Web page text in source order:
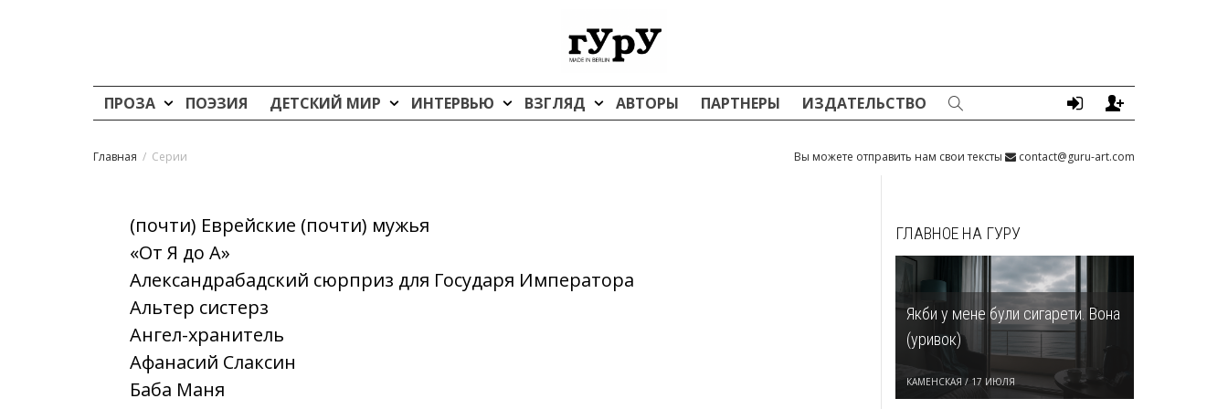
ПРОЗА ПОЭЗИЯ ДЕТСКИЙ МИР ИНТЕРВЬЮ ВЗГЛЯД АВТОРЫ ПАРТНЕРЫ ИЗДАТЕЛЬСТВО
Главная Серии Вы можете отправить нам свои тексты contact@guru-art.com
(почти) Еврейские (почти) мужья
«От Я до А»
Александрабадский сюрприз для Государя Императора
Альтер систерз
Ангел-хранитель
Афанасий Слаксин
Баба Маня
ГЛАВНОЕ НА ГУРУ
Якби у мене були сигарети. Вона
(уривок)
КАМЕНСКАЯ / 17 ИЮЛЯ